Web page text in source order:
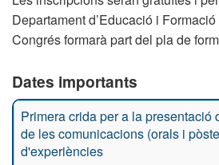
Departament d’Educació i
Congrés formarà part del pla de
Dates importants
Primera crida per a la presentació
de les comunicacions (orals i
d'experiències